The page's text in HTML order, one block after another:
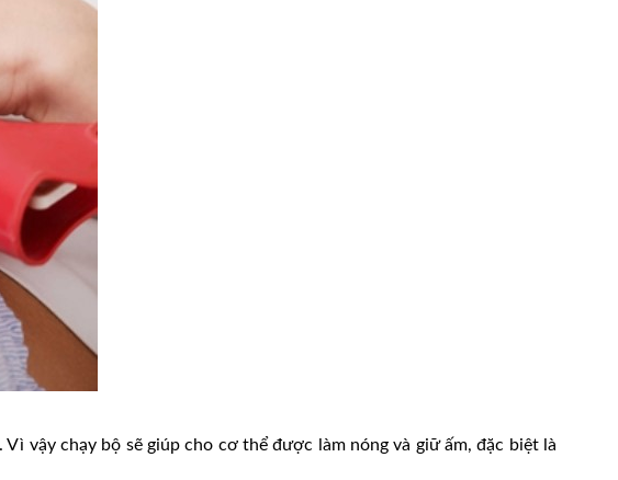
vậy chạy bộ sẽ giúp cho cơ thể được làm nóng và giữ ấm, đặc biệt là